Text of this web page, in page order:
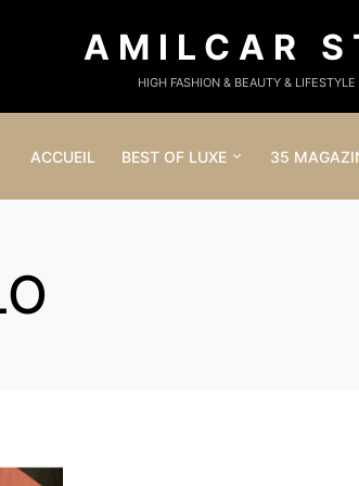
AMILCAR
HIGH FASHION & BEAUTY &
ACCUEIL BEST OF LUXE 35